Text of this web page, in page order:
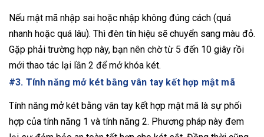
Nếu mật mã nhập sai hoặc nhập không đúng cách (quá
nhanh hoặc quá lâu). Thì đèn tín hiệu sẽ chuyển sang màu đỏ.
Gặp phải trường hợp này, bạn nên chờ từ 5 đến 10 giây rồi
mới thao tác lại lần 2 để mở khóa két.
#3. Tính năng mở két bằng vân tay kết hợp mật mã
Tính năng mở két bằng vân tay kết hợp mật mã là sự phối
hợp của tính năng 1 và tính năng 2. Phương pháp này đem